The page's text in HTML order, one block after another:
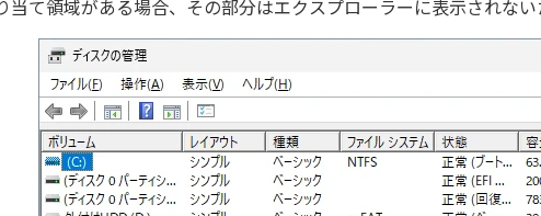
当て領域がある場合、その部分はエクスプローラーに表示されな